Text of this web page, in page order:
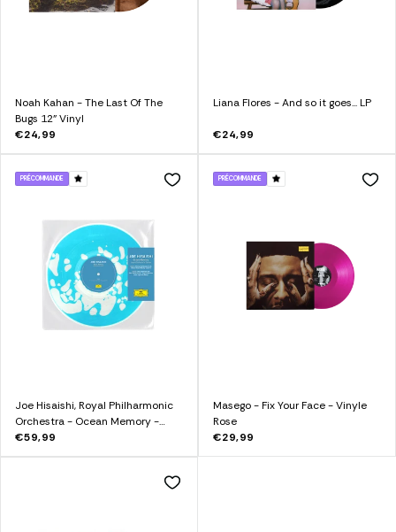
Noah Kahan - The Last Of The
Bugs 12" Vinyl
€24,99
Liana Flores - And so it goes... LP
€24,99
PRÉCOMMANDE
Joe Hisaishi, Royal Philharmonic
Orchestra - Ocean Memory -
Vinyle Liquide (Collector’s Edition)
€59,99
PRÉCOMMANDE
Masego - Fix Your Face - Vinyle
Rose
€29,99